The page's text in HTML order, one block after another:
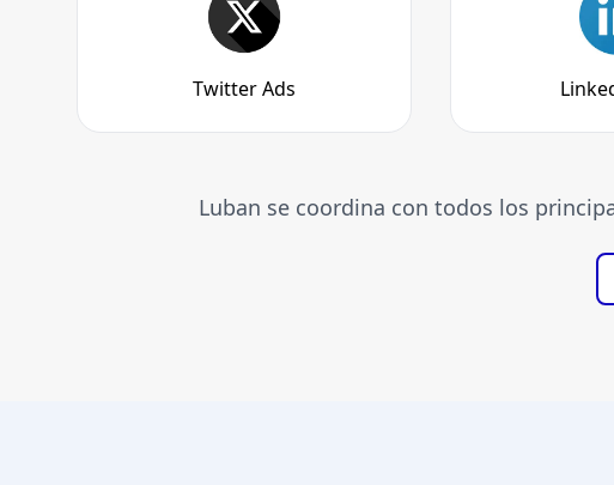
Twitter Ads
Luban se coordina con todos los